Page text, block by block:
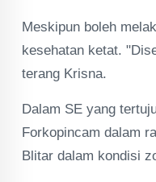
Meskipun boleh
kesehatan ketat.
terang Krisna.
Dalam SE yang
Forkopincam dalam
Blitar dalam kondisi